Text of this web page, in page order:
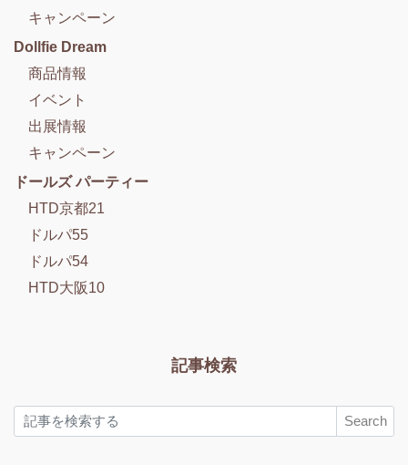
キャンペーン
Dollfie Dream
商品情報
イベント
出展情報
キャンペーン
ドールズ パーティー
HTD京都21
ドルパ55
ドルパ54
HTD大阪10
記事検索
Search